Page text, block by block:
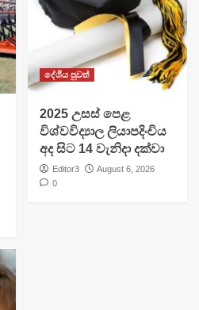
දේශීය පුවත්
​2025 උසස් පෙළ
විශ්වවිද්‍යාල ලියාපදිංචිය
අද සිට 14 වැනිදා දක්වා
Editor3
August 6, 2026
0